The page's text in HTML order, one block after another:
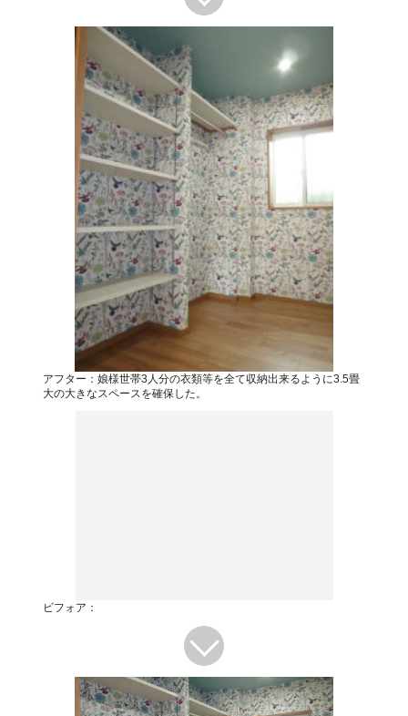
アフター：娘様世帯3人分の衣類等を全て収納出来るように3.5畳
大の大きなスペースを確保した。
ビフォア：